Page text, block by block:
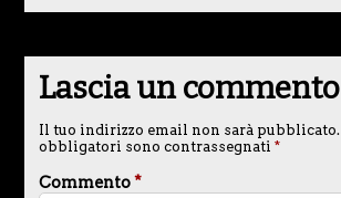
Lascia un commento
Il tuo indirizzo email non sarà pubblicato.
obbligatori sono contrassegnati *
Commento*